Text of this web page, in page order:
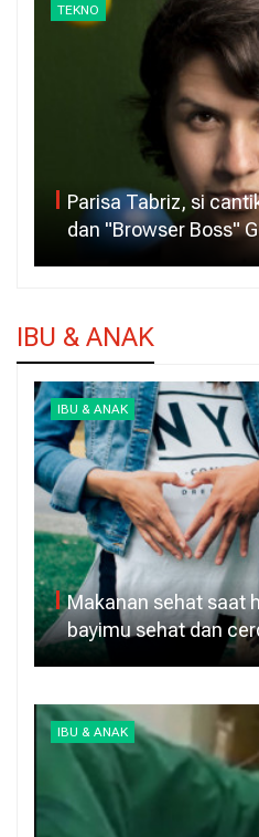
TEKNO
Parisa Tabriz, si
dan "Browser Boss"
IBU & ANAK
IBU & ANAK
Makanan sehat saat
bayimu sehat dan
IBU & ANAK